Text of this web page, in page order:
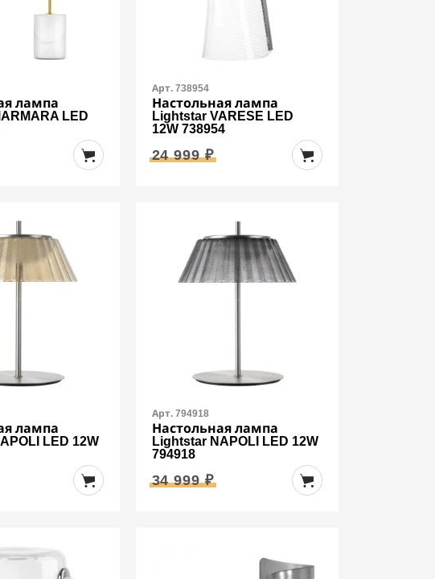
лампа
LED
Арт. 738954
Настольная лампа
Lightstar VARESE LED
12W 738954
24 999 ₽
лампа
LED 12W
Арт. 794918
Настольная лампа
Lightstar NAPOLI LED 12W
794918
34 999 ₽